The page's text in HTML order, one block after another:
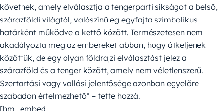
követnek, amely elválasztja a tengerparti síkságot a belső,
szárazföldi világtól, valószínűleg egyfajta szimbolikus
határként működve a kettő között. Természetesen nem
akadályozta meg az embereket abban, hogy átkeljenek
közöttük, de egy olyan földrajzi elválasztást jelez a
szárazföld és a tenger között, amely nem véletlenszerű.
Szertartási vagy vallási jelentősége azonban egyelőre
szabadon értelmezhető” – tette hozzá.
[hm_embed